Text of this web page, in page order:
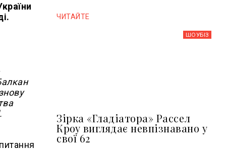
ЧИТАЙТЕ
ШОУБIЗ
Зірка «Гладіатора» Рассел
Кроу виглядає невпізнавано у
свої 62